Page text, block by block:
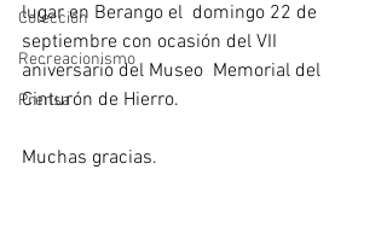
Colección
Recreacionismo
Prensa
lugar en Berango el  domingo 22 de
septiembre con ocasión del VII
aniversario del Museo  Memorial del
Cinturón de Hierro.
Muchas gracias.